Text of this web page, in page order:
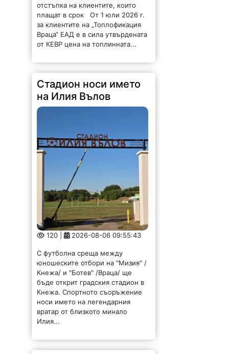
отстъпка на клиентите, които
плащат в срок От 1 юли 2026 г.
за клиентите на „Топлофикация
Враца“ ЕАД е в сила утвърдената
от КЕВР цена на топлинната...
Стадион носи името
на Илия Вълов
120 | 2026-08-06 09:55:43
С футболна среща между
юношеските отбори на "Мизия" /
Кнежа/ и "Ботев" /Враца/ ще
бъде открит градския стадион в
Кнежа. Спортното съоръжение
носи името на легендарния
вратар от близкото минало
Илия...